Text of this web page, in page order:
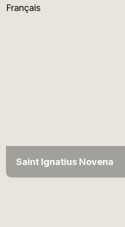
Français
Saint Ignatius Novena